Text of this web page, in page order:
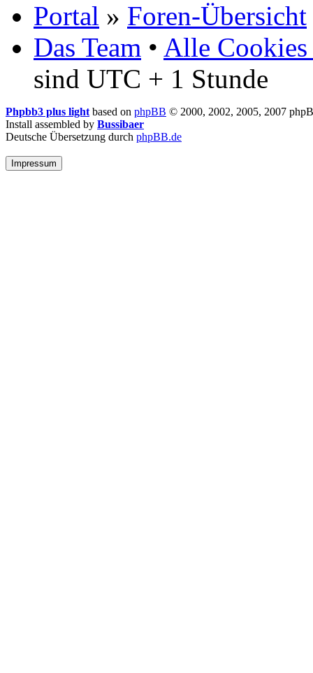
Portal » Foren-Übersicht
Das Team • Alle Cookies
sind UTC + 1 Stunde
Phpbb3 plus lightbased on phpBB © 2000, 2002, 2005, 2007
Install assembled by Bussibaer
Deutsche Übersetzung durch phpBB.de